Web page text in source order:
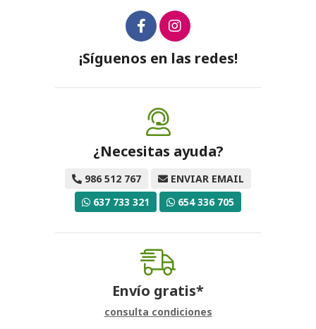
¡Síguenos en las redes!
¿Necesitas ayuda?
986 512 767
ENVIAR EMAIL
637 733 321
654 336 705
Envío gratis*
consulta condiciones